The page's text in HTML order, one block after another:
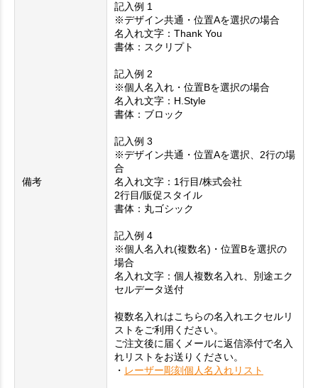
備考
記入例 1
※デザイン共通・位置Aを選択の場合
名入れ文字：Thank You
書体：スクリプト
記入例 2
※個人名入れ・位置Bを選択の場合
名入れ文字：H.Style
書体：ブロック
記入例 3
※デザイン共通・位置Aを選択、2行の場
合
名入れ文字：1行目/株式会社
2行目/販促スタイル
書体：丸ゴシック
記入例 4
※個人名入れ(複数名)・位置Bを選択の
場合
名入れ文字：個人複数名入れ、別途エク
セルデータ送付
複数名入れはこちらの名入れエクセルリ
ストをご利用ください。
ご注文後に届くメールに返信添付で名入
れリストをお送りください。
・ レーザー彫刻個人名入れリスト